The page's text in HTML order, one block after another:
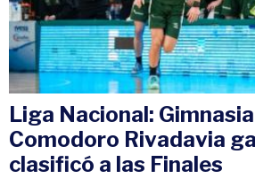
Liga Nacional:
Comodoro Rivadavia
clasificó a las Finales